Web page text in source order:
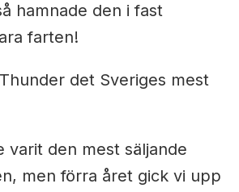
hamnade den i fast
farten!
det Sveriges mest
varit den mest säljande
men förra året gick vi upp